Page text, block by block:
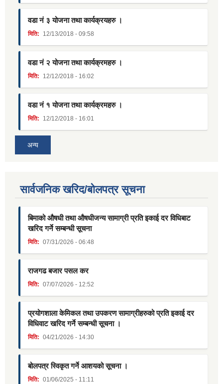
वडा नं ३ योजना तथा कार्यक्रयहरु ।
मिति: 12/13/2018 - 09:58
वडा नं २ योजना तथा कार्यक्रमहरु ।
मिति: 12/12/2018 - 16:02
वडा नं १ योजना तथा कार्यक्रमहरु ।
मिति: 12/12/2018 - 16:01
अन्य
सार्वजनिक खरिद/बोलपत्र सूचना
बिमाको औषधी तथा औषधीजन्य सामाग्री प्रति इकाई दर विधिबाट
खरिद गर्ने सम्बन्धी सूचना
मिति: 07/31/2026 - 06:48
राजगढ बजार पसल कर
मिति: 07/07/2026 - 12:52
प्रयोगशाला केमिकल तथा उपकरण सामाग्रीहरुको प्रति इकाई दर
विधिवाट खरिद गर्ने सम्बन्धी सूचना ।
मिति: 04/21/2026 - 14:30
बोलपत्र स्विकृत गर्ने आशयको सूचना ।
मिति: 01/06/2025 - 11:11